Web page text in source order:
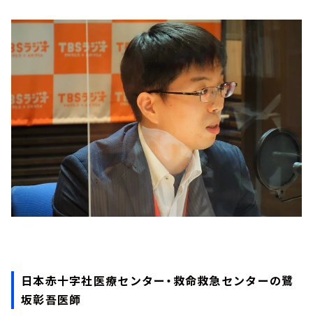
日本赤十字社医療センター・救命救急センターの鷺
坂彰吾医師